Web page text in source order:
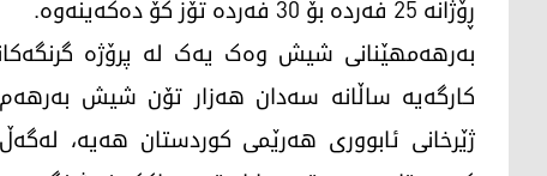
ڕۆژانە 25 فەردە بۆ 30 فەردە تۆز کۆ دەکەینەوە.
بەرهەمهێنانی شیش وەک یەک لە پرۆژە
کارگەیە ساڵانە سەدان هەزار تۆن شیش
ژێرخانی ئابووری هەرێمی کوردستان هەیە،